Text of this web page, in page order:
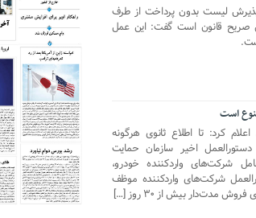
پذیرش لیست بدون پرداخت از طرف
صریح قانون است گفت: این عمل
است
کرد: تا اطلاع ثانوی هرگونه
اخیر سازمان حمایت
شرکت‌های واردکننده خودرو،
شرکت‌های واردکننده موظف
مدت‌دار بیش از ۳۰ روز […]